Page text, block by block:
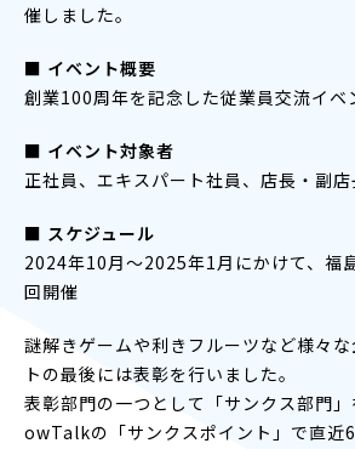
催しました。
■ イベント概要
創業100周年を記念した従業員交流イベ
■ イベント対象者
正社員、エキスパート社員、店長・副店
■ スケジュール
2024年10月～2025年1月にかけて、福
回開催
謎解きゲームや利きフルーツなど様々
トの最後には表彰を行いました。
表彰部門の一つとして「サンクス部門
owTalkの「サンクスポイント」で直近